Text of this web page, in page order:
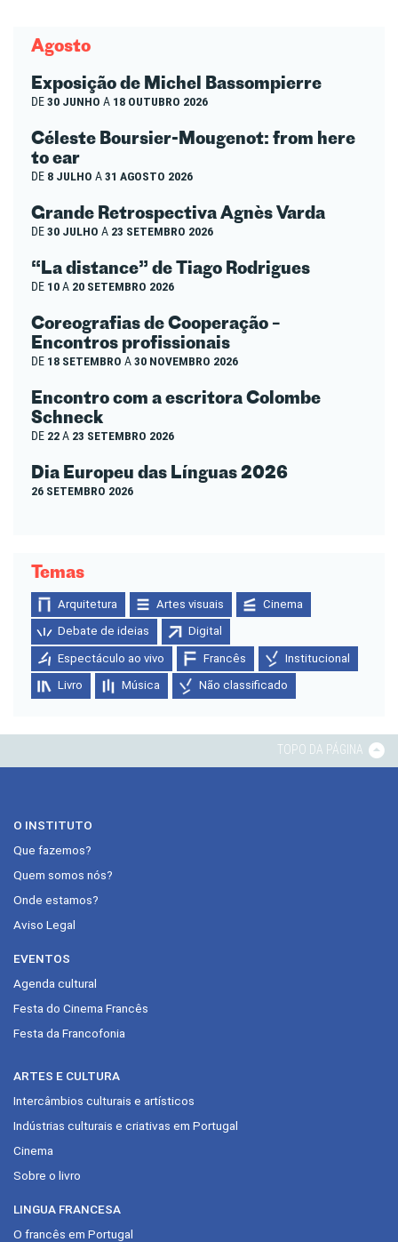
Agosto
Exposição de Michel Bassompierre
DE30 JUNHO A 18 OUTUBRO 2026
Céleste Boursier-Mougenot: from here
to ear
DE 8 JULHO A31 AGOSTO 2026
Grande Retrospectiva Agnès Varda
DE30 JULHO A 23 SETEMBRO 2026
“La distance” de Tiago Rodrigues
DE 10A 20 SETEMBRO 2026
Coreografias de Cooperação –
Encontros profissionais
DE 18 SETEMBRO A30 NOVEMBRO 2026
Encontro com a escritora Colombe
Schneck
DE 22A 23 SETEMBRO 2026
Dia Europeu das Línguas 2026
26 SETEMBRO 2026
Temas
Arquitetura Artes visuais Cinema
Debate de ideias Digital
Espectáculo ao vivo Francês Institucional
Livro Música Não classificado
TOPO DA PÁGINA
O INSTITUTO
Que fazemos?
Quem somos nós?
Onde estamos?
Aviso Legal
EVENTOS
Agenda cultural
Festa do Cinema Francês
Festa da Francofonia
ARTES E CULTURA
Intercâmbios culturais e artísticos
Indústrias culturais e criativas em Portugal
Cinema
Sobre o livro
LINGUA FRANCESA
O francês em Portugal